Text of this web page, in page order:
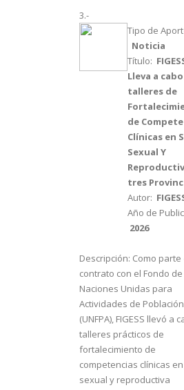
3.-
Tipo de
Noticia
Título:
Lleva a cabo
talleres de
de
Clínicas en
Sexual Y
tres
Autor:
Año de
2026
Descripción: Como
contrato con el Fondo de
Naciones Unidas para
Actividades de Población
(UNFPA), FIGESS llevó a
talleres prácticos de
fortalecimiento de
competencias clínicas
sexual y reproductiva